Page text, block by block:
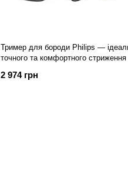
Тример для бороди Philips —
точного та комфортного стриження
2 974 грн